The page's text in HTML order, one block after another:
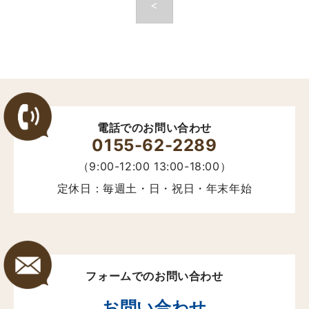
<
電話でのお問い合わせ
0155-62-2289
（9:00-12:00 13:00-18:00）
定休日：毎週土・日・祝日・年末年始
フォームでのお問い合わせ